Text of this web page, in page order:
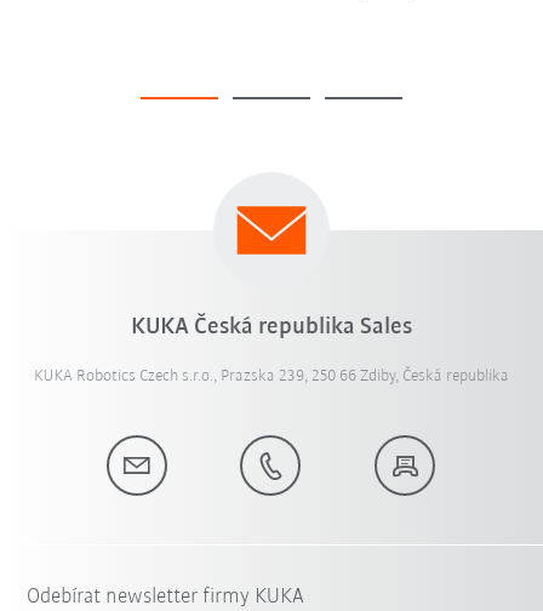
KUKA Česká republika Sales
KUKA Robotics Czech s.r.o., Prazska 239, 250 66 Zdiby, Česká republika
Odebírat newsletter firmy KUKA